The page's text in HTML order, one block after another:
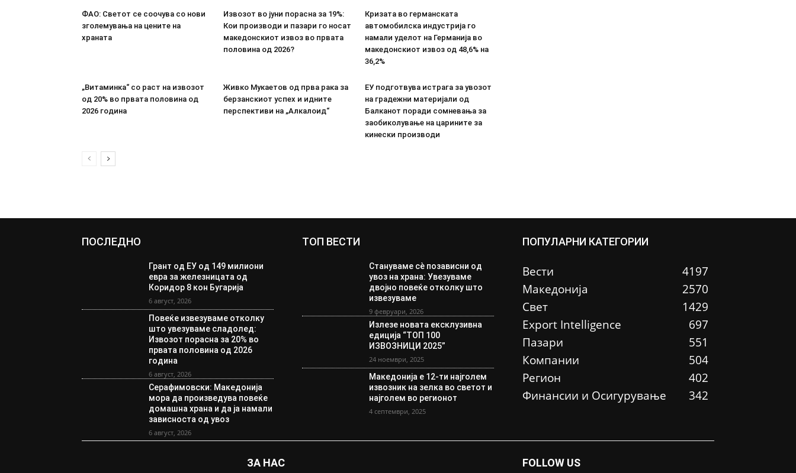
ФАО: Светот се соочува со нови
зголемувања на цените на
храната
Извозот во јуни порасна за 19%:
Кои производи и пазари го носат
македонскиот извоз во првата
половина од 2026?
Кризата во германската
автомобилска индустрија го
намали уделот на Германија во
македонскиот извоз од 48,6% на
36,2%
„Витаминка“ со раст на извозот
од 20% во првата половина од
2026 година
Живко Мукаетов од прва рака за
берзанскиот успех и идните
перспективи на „Алкалоид“
ЕУ подготвува истрага за увозот
на градежни материјали од
Балканот поради сомневања за
заобиколување на царините за
кинески производи
ПОСЛЕДНО
Грант од ЕУ од 149 милиони
евра за железницата од
Коридор 8 кон Бугарија
6 август, 2026
Повеќе извезуваме отколку
што увезуваме сладолед:
Извозот порасна за 20% во
првата половина од 2026
година
6 август, 2026
Серафимовски: Македонија
мора да произведува повеќе
домашна храна и да ја намали
зависноста од увоз
6 август, 2026
ТОП ВЕСТИ
Стануваме сè позависни од
увоз на храна: Увезуваме
двојно повеќе отколку што
извезуваме
9 февруари, 2026
Излезе новата ексклузивна
едиција “ТОП 100
ИЗВОЗНИЦИ 2025”
24 ноември, 2025
Македонија е 12-ти најголем
извозник на зелка во светот и
најголем во регионот
4 септември, 2025
ПОПУЛАРНИ КАТЕГОРИИ
Вести
4197
Македонија
2570
Свет
1429
Еxport Intelligence
697
Пазари
551
Компании
504
Регион
402
Финансии и Осигурување
342
ЗА НАС FOLLOW US